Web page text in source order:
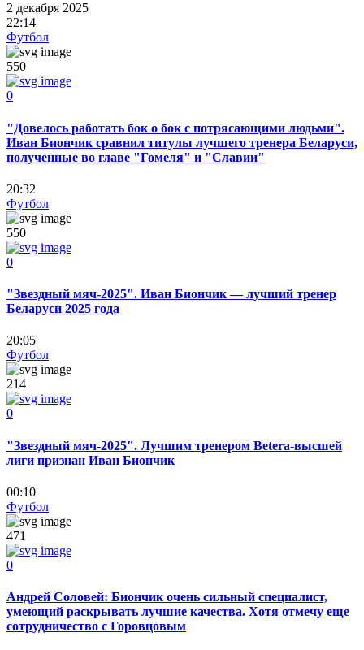
2 декабря 2025
22:14
Футбол
550
0
"Довелось работать бок о бок с потрясающими людьми".
Иван Биончик сравнил титулы лучшего тренера Беларуси,
полученные во главе "Гомеля" и "Славии"
20:32
Футбол
550
0
"Звездный мяч-2025". Иван Биончик — лучший тренер
Беларуси 2025 года
20:05
Футбол
214
0
"Звездный мяч-2025". Лучшим тренером Betera-высшей
лиги признан Иван Биончик
00:10
Футбол
471
0
Андрей Соловей: Биончик очень сильный специалист,
умеющий раскрывать лучшие качества. Хотя отмечу еще
сотрудничество с Горовцовым